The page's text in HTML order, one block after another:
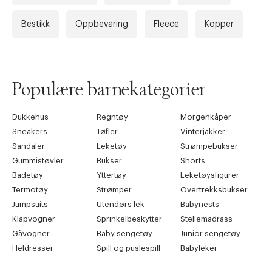
Bestikk Oppbevaring Fleece Kopper
Populære barnekategorier
Dukkehus Regntøy
Morgenkåper
Sneakers
Tøfler
Vinterjakker
Sandaler
Leketøy
Strømpebukser
Gummistøvler
Bukser
Shorts
Badetøy
Yttertøy
Leketøysfigurer
Termotøy
Strømper
Overtrekksbukser
Jumpsuits
Utendørs lek
Babynests
Klapvogner
Sprinkelbeskytter
Stellemadrass
Gåvogner
Baby sengetøy
Junior sengetøy
Heldresser
Spill og puslespill Babyleker